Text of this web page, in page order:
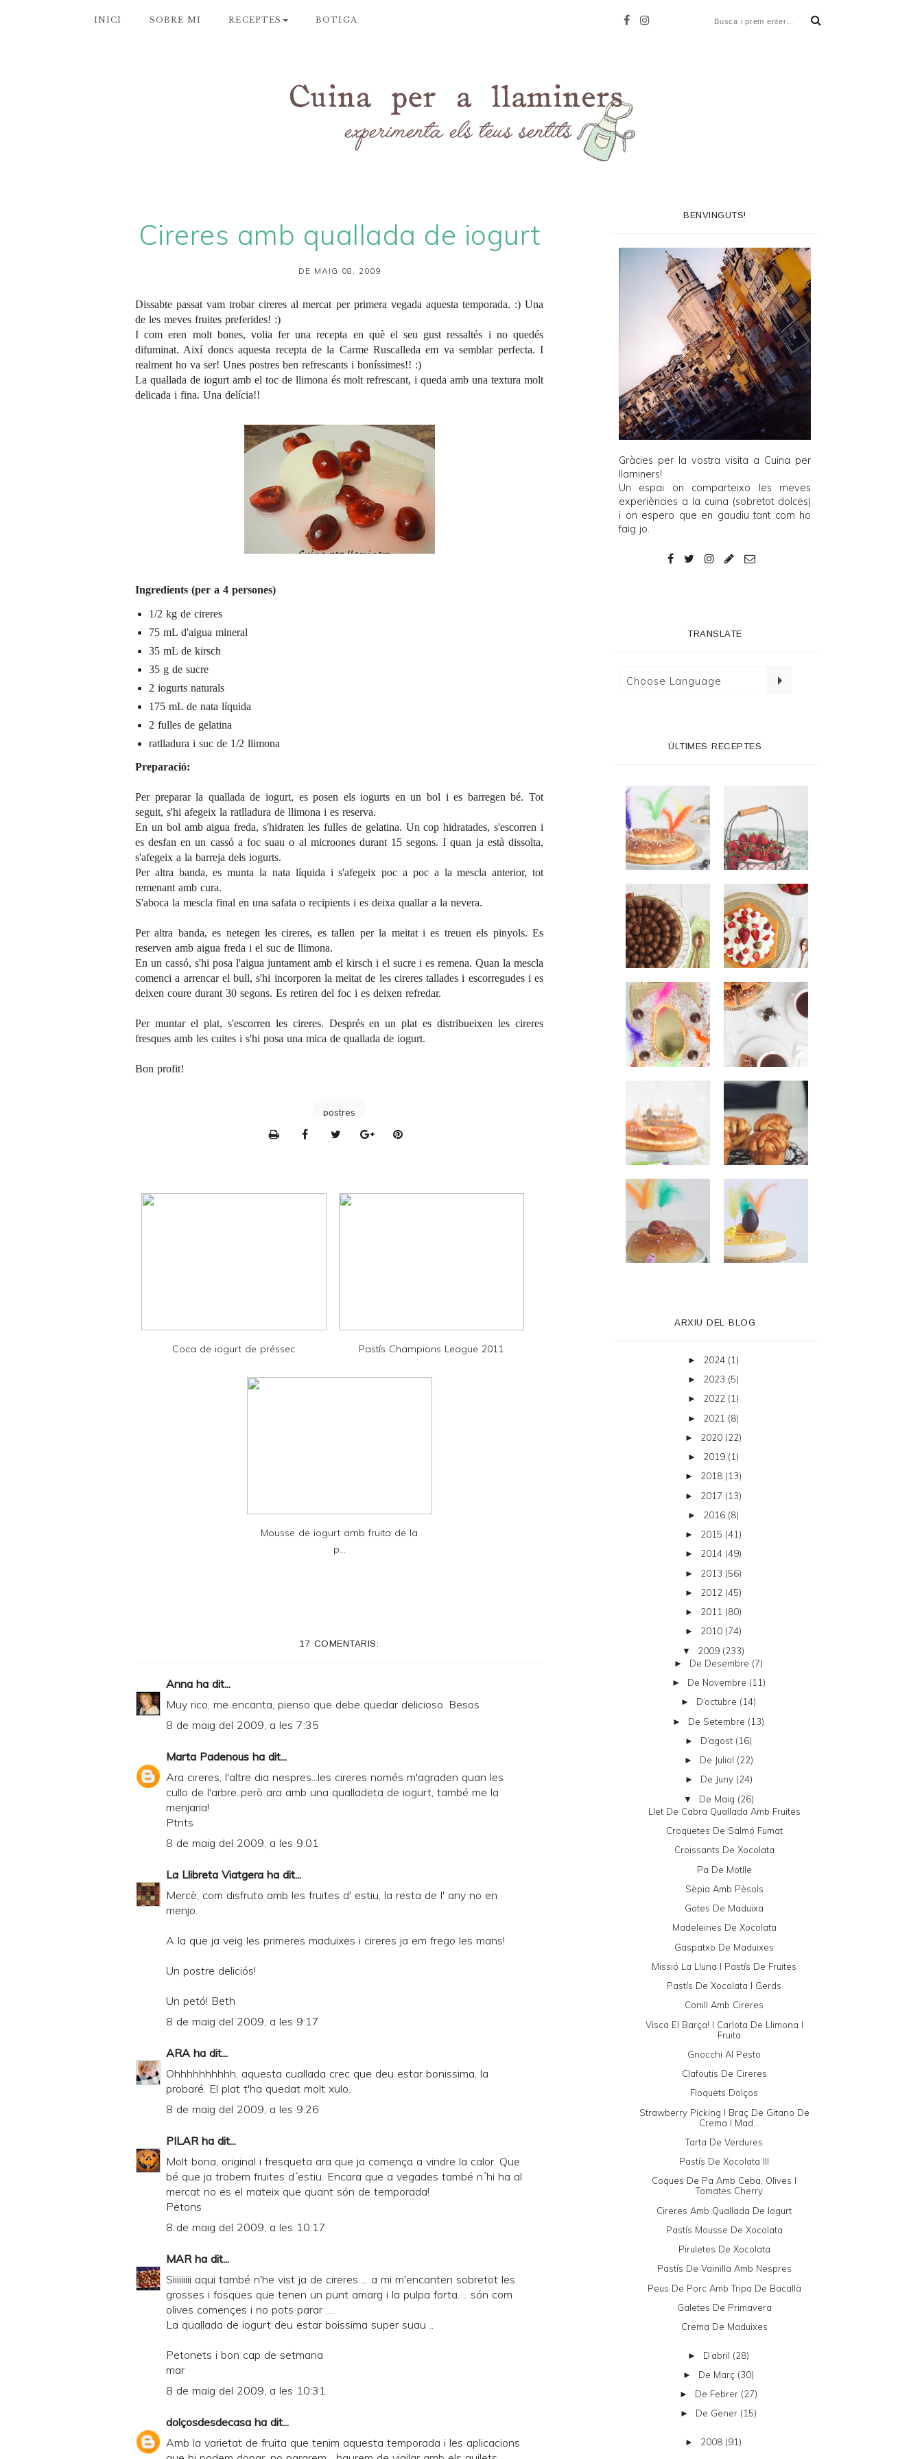
INICI SOBRE MI RECEPTES BOTIGA
Cireres amb quallada de iogurt
DE MAIG 08, 2009
Dissabte passat vam trobar cireres al mercat per primera vegada aquesta temporada. :) Una
de les meves fruites preferides! :)
I com eren molt bones, volia fer una recepta en què el seu gust ressaltés i no quedés
difuminat. Així doncs aquesta recepta de la Carme Ruscalleda em va semblar perfecta. I
realment ho va ser! Unes postres ben refrescants i boníssimes!! :)
La quallada de iogurt amb el toc de llimona és molt refrescant, i queda amb una textura molt
delicada i fina. Una delícia!!
Ingredients (per a 4 persones)
1/2 kg de cireres
75 mL d'aigua mineral
35 mL de kirsch
35 g de sucre
2 iogurts naturals
175 mL de nata líquida
2 fulles de gelatina
ratlladura i suc de 1/2 llimona
Preparació:
Per preparar la quallada de iogurt, es posen els iogurts en un bol i es barregen bé. Tot
seguit, s'hi afegeix la ratlladura de llimona i es reserva.
En un bol amb aigua freda, s'hidraten les fulles de gelatina. Un cop hidratades, s'escorren i
es desfan en un cassó a foc suau o al microones durant 15 segons. I quan ja està dissolta,
s'afegeix a la barreja dels iogurts.
Per altra banda, es munta la nata líquida i s'afegeix poc a poc a la mescla anterior, tot
remenant amb cura.
S'aboca la mescla final en una safata o recipients i es deixa quallar a la nevera.
Per altra banda, es netegen les cireres, es tallen per la meitat i es treuen els pinyols. Es
reserven amb aigua freda i el suc de llimona.
En un cassó, s'hi posa l'aigua juntament amb el kirsch i el sucre i es remena. Quan la mescla
comenci a arrencar el bull, s'hi incorporen la meitat de les cireres tallades i escorregudes i es
deixen coure durant 30 segons. Es retiren del foc i es deixen refredar.
Per muntar el plat, s'escorren les cireres. Després en un plat es distribueixen les cireres
fresques amb les cuites i s'hi posa una mica de quallada de iogurt.
Bon profit!
postres
n
d
Coca de iogurt de préssec Pastís Champions League 2011
Mousse de iogurt amb fruita de la
p...
17 COMENTARIS:
Anna ha dit...
Muy rico, me encanta, pienso que debe quedar delicioso. Besos
8 de maig del 2009, a les 7:35
Marta Padenous ha dit...
Ara cireres, l'altre dia nespres...les cireres només m'agraden quan les
cullo de l'arbre..però ara amb una qualladeta de iogurt, també me la
menjaria!
Ptnts
8 de maig del 2009, a les 9:01
La Llibreta Viatgera ha dit...
Mercè, com disfruto amb les fruites d' estiu, la resta de l' any no en
menjo.
A la que ja veig les primeres maduixes i cireres ja em frego les mans!
Un postre deliciós!
Un petó! Beth
8 de maig del 2009, a les 9:17
ARA ha dit...
Ohhhhhhhhhh, aquesta cuallada crec que deu estar bonissima, la
probaré. El plat t'ha quedat molt xulo.
8 de maig del 2009, a les 9:26
PILARha dit...
Molt bona, original i fresqueta ara que ja comença a vindre la calor. Que
bé que ja trobem fruites d´estiu. Encara que a vegades també n´hi ha al
mercat no es el mateix que quant són de temporada!
Petons
8 de maig del 2009, a les 10:17
MARha dit...
Siiiiiiiii aqui també n'he vist ja de cireres ... a mi m'encanten sobretot les
grosses i fosques que tenen un punt amarg i la pulpa forta. .. són com
olives començes i no pots parar ....
La quallada de iogurt deu estar boissima super suau ..
Petonets i bon cap de setmana
mar
8 de maig del 2009, a les 10:31
dolçosdesdecasa ha dit...
Amb la varietat de fruita que tenim aquesta temporada i les aplicacions
BENVINGUTS!
Gràcies per la vostra visita a Cuina per
llaminers!
Un espai on comparteixo les meves
experiències a la cuina (sobretot dolces)
i on espero que en gaudiu tant com ho
faig jo.
TRANSLATE
ÚLTIMES RECEPTES
ARXIU DEL BLOG
► 2024 (1)
► 2023 (5)
► 2022 (1)
► 2021 (8)
► 2020 (22)
► 2019 (1)
► 2018 (13)
► 2017 (13)
► 2016 (8)
► 2015 (41)
► 2014 (49)
► 2013 (56)
► 2012 (45)
► 2011 (80)
► 2010 (74)
▼ 2009 (233)
► De Desembre (7)
► De Novembre (11)
► D’octubre (14)
► De Setembre (13)
► D’agost (16)
► De Juliol (22)
► De Juny (24)
▼ De Maig (26)
Llet De Cabra Quallada Amb Fruites
Croquetes De Salmó Fumat
Croissants De Xocolata
Pa De Motlle
Sèpia Amb Pèsols
Gotes De Maduixa
Madeleines De Xocolata
Gaspatxo De Maduixes
Missió La Lluna I Pastís De Fruites
Pastís De Xocolata I Gerds
Conill Amb Cireres
Visca El Barça! I Carlota De Llimona I
Fruita
Gnocchi Al Pesto
Clafoutis De Cireres
Floquets Dolços
Strawberry Picking I Braç De Gitano De
Crema I Mad...
Tarta De Verdures
Pastís De Xocolata III
Coques De Pa Amb Ceba, Olives I
Tomates Cherry
Cireres Amb Quallada De Iogurt
Pastís Mousse De Xocolata
Piruletes De Xocolata
Pastís De Vainilla Amb Nespres
Peus De Porc Amb Tripa De Bacallà
Galetes De Primavera
Crema De Maduixes
► D’abril (28)
► De Març (30)
► De Febrer (27)
► De Gener (15)
► 2008 (91)